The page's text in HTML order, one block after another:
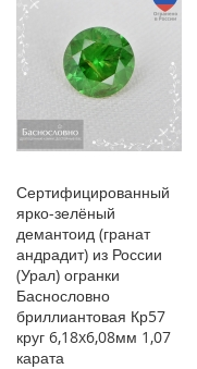
Сертифицированный
ярко-зелёный
демантоид (гранат
андрадит) из России
(Урал) огранки
Баснословно
бриллиантовая Кр57
круг 6,18x6,08мм 1,07
карата